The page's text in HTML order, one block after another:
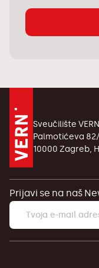
Sveučilište
Palmotićeva
10000 Zagreb,
Prijavi se na naš